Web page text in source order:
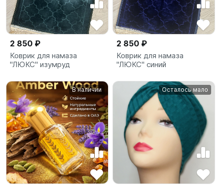
2 850 ₽
Коврик для намаза
"ЛЮКС" изумруд
2 850 ₽
Коврик для намаза
"ЛЮКС" синий
В наличии Осталось мало